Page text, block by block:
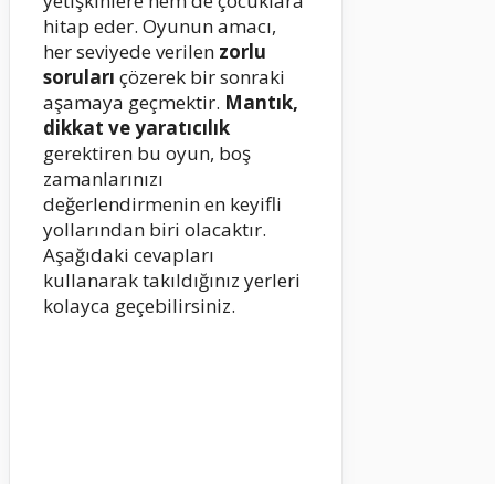
hitap eder. Oyunun amacı,
her seviyede verilen zorlu
soruları çözerek bir sonraki
aşamaya geçmektir. Mantık,
dikkat ve yaratıcılık
gerektiren bu oyun, boş
zamanlarınızı
değerlendirmenin en keyifli
yollarından biri olacaktır.
Aşağıdaki cevapları
kullanarak takıldığınız yerleri
kolayca geçebilirsiniz.